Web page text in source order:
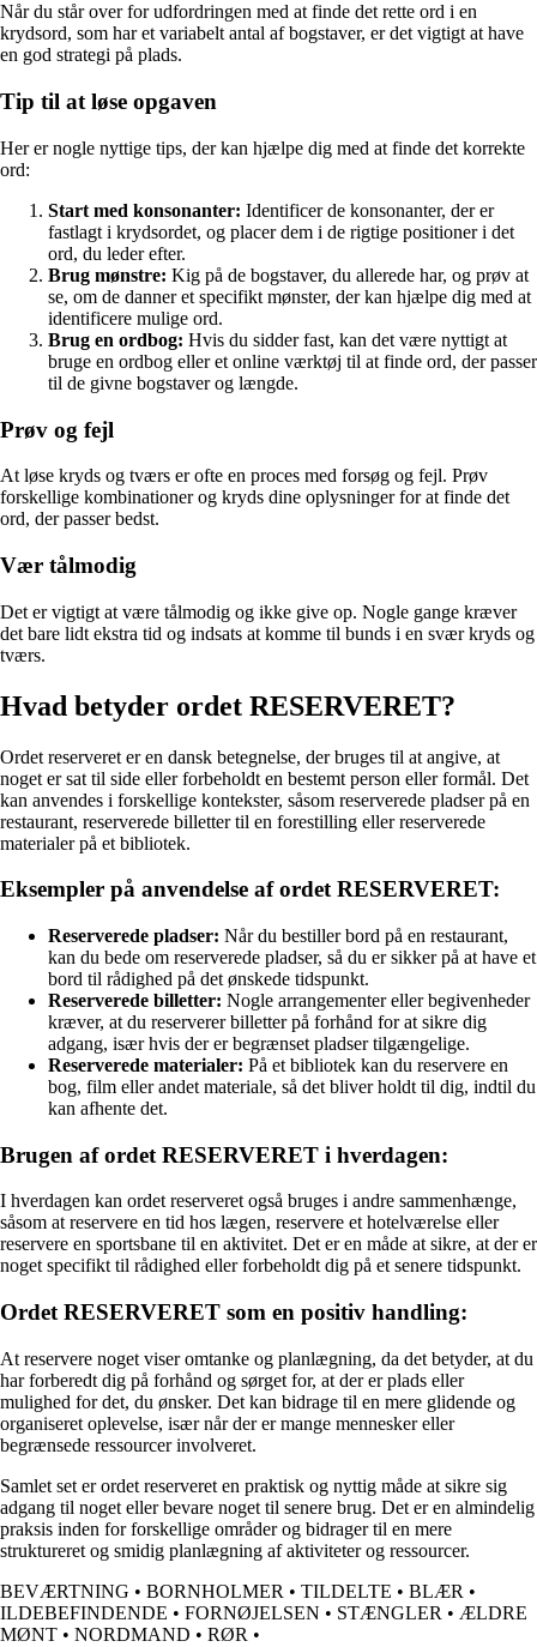
Når du står over for udfordringen med at finde det rette ord i en
krydsord, som har et variabelt antal af bogstaver, er det vigtigt at have
en god strategi på plads.
Tip til at løse opgaven
Her er nogle nyttige tips, der kan hjælpe dig med at finde det korrekte
ord:
Start med konsonanter: Identificer de konsonanter, der er
fastlagt i krydsordet, og placer dem i de rigtige positioner i det
ord, du leder efter.
Brug mønstre: Kig på de bogstaver, du allerede har, og prøv at
se, om de danner et specifikt mønster, der kan hjælpe dig med at
identificere mulige ord.
Brug en ordbog: Hvis du sidder fast, kan det være nyttigt at
bruge en ordbog eller et online værktøj til at finde ord, der passer
til de givne bogstaver og længde.
Prøv og fejl
At løse kryds og tværs er ofte en proces med forsøg og fejl. Prøv
forskellige kombinationer og kryds dine oplysninger for at finde det
ord, der passer bedst.
Vær tålmodig
Det er vigtigt at være tålmodig og ikke give op. Nogle gange kræver
det bare lidt ekstra tid og indsats at komme til bunds i en svær kryds og
tværs.
Hvad betyder ordet RESERVERET?
Ordet reserveret er en dansk betegnelse, der bruges til at angive, at
noget er sat til side eller forbeholdt en bestemt person eller formål. Det
kan anvendes i forskellige kontekster, såsom reserverede pladser på en
restaurant, reserverede billetter til en forestilling eller reserverede
materialer på et bibliotek.
Eksempler på anvendelse af ordet RESERVERET:
Reserverede pladser: Når du bestiller bord på en restaurant,
kan du bede om reserverede pladser, så du er sikker på at have et
bord til rådighed på det ønskede tidspunkt.
Reserverede billetter: Nogle arrangementer eller begivenheder
kræver, at du reserverer billetter på forhånd for at sikre dig
adgang, især hvis der er begrænset pladser tilgængelige.
Reserverede materialer: På et bibliotek kan du reservere en
bog, film eller andet materiale, så det bliver holdt til dig, indtil du
kan afhente det.
Brugen af ordet RESERVERET i hverdagen:
I hverdagen kan ordet reserveret også bruges i andre sammenhænge,
såsom at reservere en tid hos lægen, reservere et hotelværelse eller
reservere en sportsbane til en aktivitet. Det er en måde at sikre, at der er
noget specifikt til rådighed eller forbeholdt dig på et senere tidspunkt.
Ordet RESERVERET som en positiv handling:
At reservere noget viser omtanke og planlægning, da det betyder, at du
har forberedt dig på forhånd og sørget for, at der er plads eller
mulighed for det, du ønsker. Det kan bidrage til en mere glidende og
organiseret oplevelse, især når der er mange mennesker eller
begrænsede ressourcer involveret.
Samlet set er ordet reserveret en praktisk og nyttig måde at sikre sig
adgang til noget eller bevare noget til senere brug. Det er en almindelig
praksis inden for forskellige områder og bidrager til en mere
struktureret og smidig planlægning af aktiviteter og ressourcer.
BEVÆRTNING • BORNHOLMER • TILDELTE • BLÆR •
ILDEBEFINDENDE • FORNØJELSEN • STÆNGLER • ÆLDRE
MØNT • NORDMAND • RØR •